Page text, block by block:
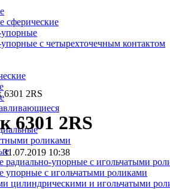
сферические
упорные
с четырехточечным контактом
роликами
упорные с игольчатыми
упорные с игольчатыми роликами
цилиндрическими и игольчатыми
2RS
6301 2RS
31.07.2019 10:38